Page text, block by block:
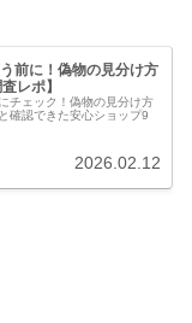
前に！偽物の見分け方
レポ】
チェック！偽物の見分け方
確認できた安心ショップ9
2026.02.12